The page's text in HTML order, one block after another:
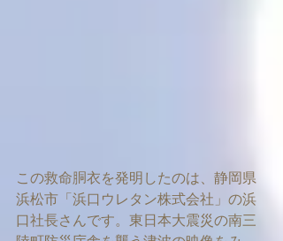
この救命胴衣を発明したのは、静岡県
浜松市「浜口ウレタン株式会社」の浜
口社長さんです。東日本大震災の南三